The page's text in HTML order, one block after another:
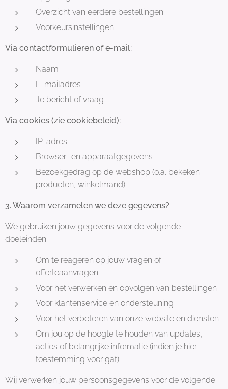
Overzicht van eerdere bestellingen
Voorkeursinstellingen
Via contactformulieren of e-mail:
Naam
E-mailadres
Je bericht of vraag
Via cookies (zie cookiebeleid):
IP-adres
Browser- en apparaatgegevens
Bezoekgedrag op de webshop (o.a. bekeken
producten, winkelmand)
3. Waarom verzamelen we deze gegevens?
We gebruiken jouw gegevens voor de volgende
doeleinden:
Om te reageren op jouw vragen of
offerteaanvragen
Voor het verwerken en opvolgen van bestellingen
Voor klantenservice en ondersteuning
Voor het verbeteren van onze website en diensten
Om jou op de hoogte te houden van updates,
acties of belangrijke informatie (indien je hier
toestemming voor gaf)
Wij verwerken jouw persoonsgegevens voor de volgende